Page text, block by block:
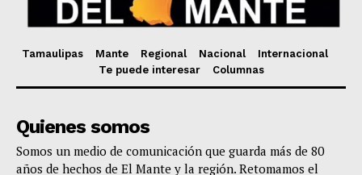
Tamaulipas Mante Regional Nacional
Internacional
Te puede interesar
Columnas
Quienes somos
Somos un medio de comunicación que guarda más de 80
años de hechos de El Mante y la región. Retomamos el